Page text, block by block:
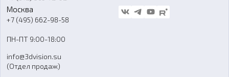
Стать дилером
Блог
FAQ
Москва
+7 (495) 662-98-58
ПН-ПТ 9:00-18:00
info@3dvision.su
(Отдел продаж)